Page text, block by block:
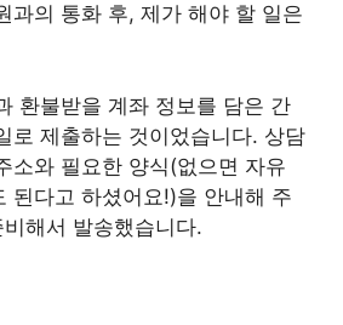
과의 통화 후, 제가 해야 할 일은
환불받을 계좌 정보를 담은 간
로 제출하는 것이었습니다. 상담
소와 필요한 양식(없으면 자유
된다고 하셨어요!)을 안내해 주
해서 발송했습니다.